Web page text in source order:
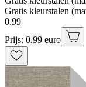
Gratis kleurstalen
0.99
Prijs: 0.99 euro